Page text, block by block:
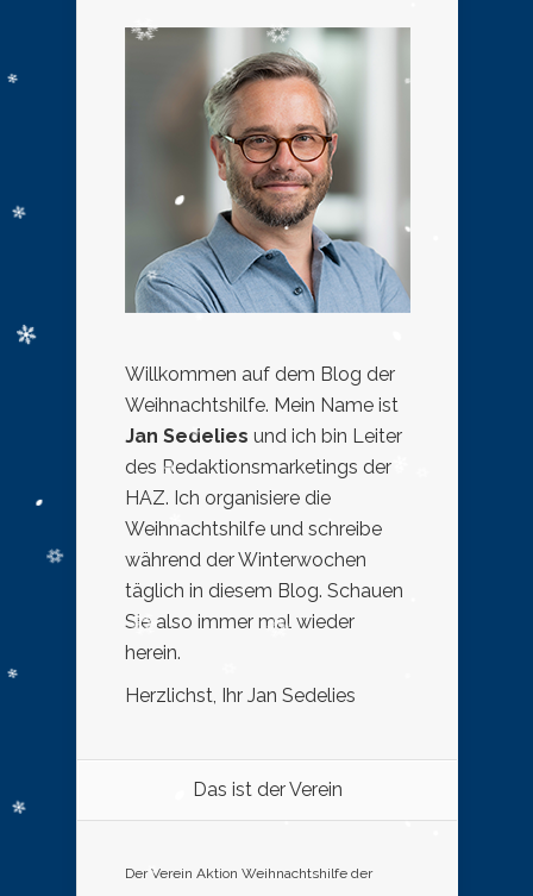
Willkommen auf dem Blog der
Weihnachtshilfe. Mein Name ist
Jan Sedelies und ich bin Leiter
des Redaktionsmarketings der
HAZ. Ich organisiere die
Weihnachtshilfe und schreibe
während der Winterwochen
täglich in diesem Blog. Schauen
Sie also immer mal wieder
herein.
Herzlichst, Ihr Jan Sedelies
Das ist der Verein
Der Verein Aktion Weihnachtshilfe der